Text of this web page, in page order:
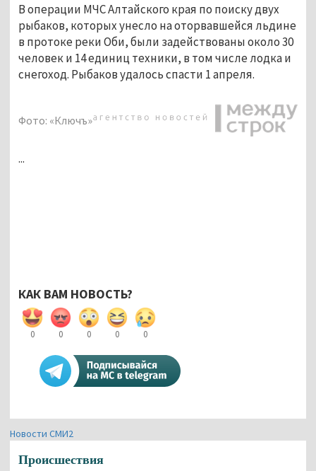
В операции МЧС Алтайского края по поиску двух
рыбаков, которых унесло на оторвавшейся льдине
в протоке реки Оби, были задействованы около 30
человек и 14 единиц техники, в том числе лодка и
снегоход. Рыбаков удалось спасти 1 апреля.
Фото: «Ключъ»
...
КАК ВАМ НОВОСТЬ?
0 0 0 0 0
Новости СМИ2
Происшествия